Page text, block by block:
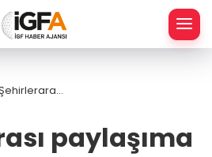
paylaşıma